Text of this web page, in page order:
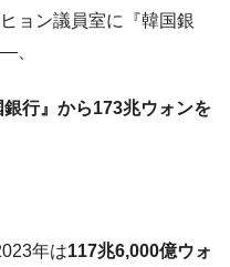
回やっても、何回やっ
薬自動供給装甲車両･珍
の輸出入」絶好調。半導
層の雇用状況が悪い。せ
ョン議員室に『韓国銀
、
銀行』から173兆ウォンを
年は117兆6,000億ウォ